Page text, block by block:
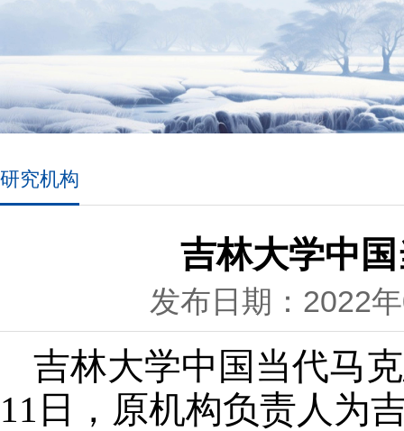
研究机构
吉林大学中
发布日期：2022
吉林大学中国当代马
11 日，原机构负责人为